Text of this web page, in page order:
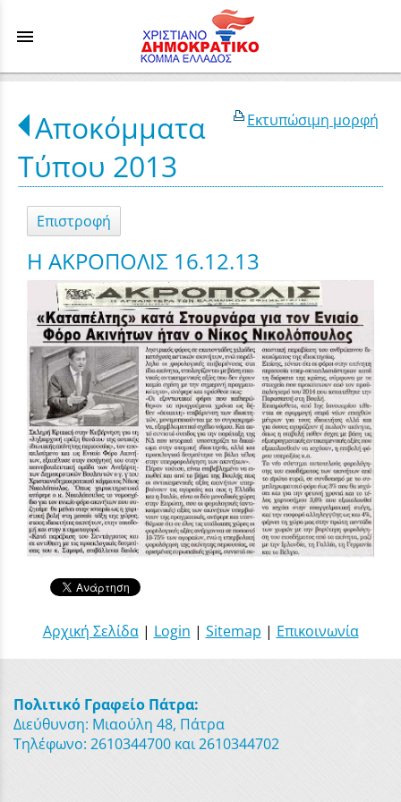
menu
Εκτυπώσιμη μορφή
Αποκόμματα
Τύπου 2013
Επιστροφή
Η ΑΚΡΟΠΟΛΙΣ 16.12.13
Αρχική Σελίδα| Login | Sitemap | Επικοινωνία
Πολιτικό Γραφείο Πάτρα:
Διεύθυνση: Μιαούλη 48, Πάτρα
Τηλέφωνο: 2610344700 και 2610344702